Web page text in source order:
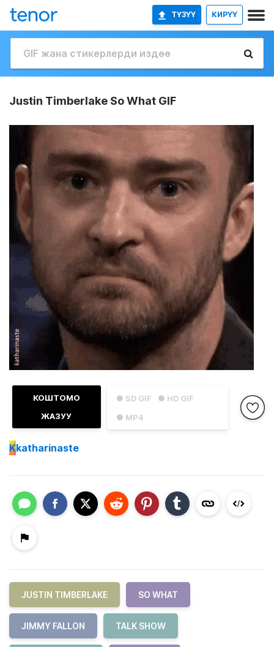
ТҮЗҮҮ КИРҮҮ
Justin Timberlake So What GIF
● SD GIF
● HD GIF
● MP4
КОШТОМО
ЖАЗУУ
Kkatharinaste
JUSTIN TIMBERLAKE SO WHAT
JIMMY FALLON TALK SHOW